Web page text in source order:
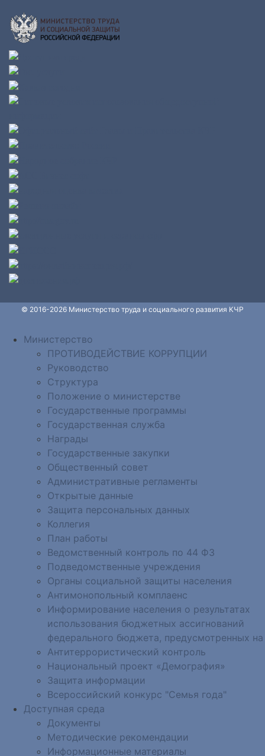
© 2016-2026 Министерство труда и социального развития КЧР
Министерство
ПРОТИВОДЕЙСТВИЕ КОРРУПЦИИ
Руководство
Структура
Положение о министерстве
Государственные программы
Государственная служба
Награды
Государственные закупки
Общественный совет
Административные регламенты
Открытые данные
Защита персональных данных
Коллегия
План работы
Ведомственный контроль по 44 ФЗ
Подведомственные учреждения
Органы социальной защиты населения
Антимонопольный комплаенс
Информирование населения о результатах
использования бюджетных ассигнований
федерального бюджета, предусмотренных на
Антитеррористический контроль
Национальный проект «Демография»
Защита информации
Всероссийский конкурс "Семья года"
Доступная среда
Документы
Методические рекомендации
Информационные материалы